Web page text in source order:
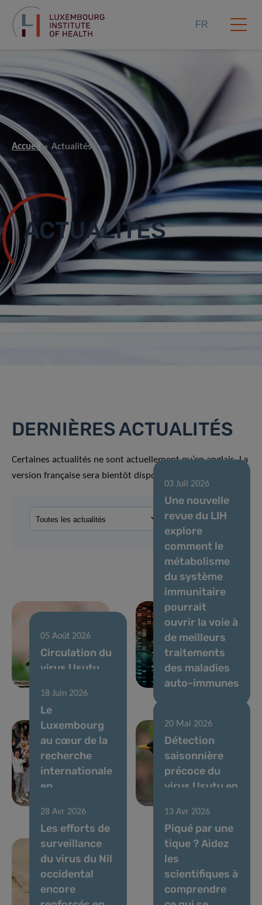
FR
Accueil Actualités
ACTUALITÉS
DERNIÈRES ACTUALITÉS
Certaines actualités ne sont actuellement qu’en anglais. La
version française sera bientôt disponible.
05 Août 2026
Circulation du
virus Usutu,
03 Juil 2026
Une nouvelle
revue du LIH
explore
comment le
métabolisme
du système
immunitaire
pourrait
ouvrir la voie à
de meilleurs
traitements
des maladies
auto-immunes
18 Juin 2026
Le
Luxembourg
au cœur de la
recherche
internationale
en
immunométabolisme
20 Mai 2026
Détection
saisonnière
précoce du
virus Usutu en
28 Avr 2026
Les efforts de
surveillance
du virus du Nil
occidental
encore
13 Avr 2026
Piqué par une
tique ? Aidez
les
scientifiques à
comprendre